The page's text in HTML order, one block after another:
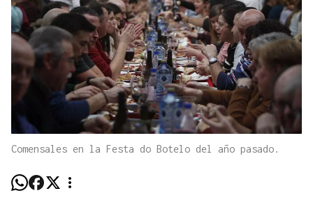
Comensales en la Festa do Botelo del año pasado.